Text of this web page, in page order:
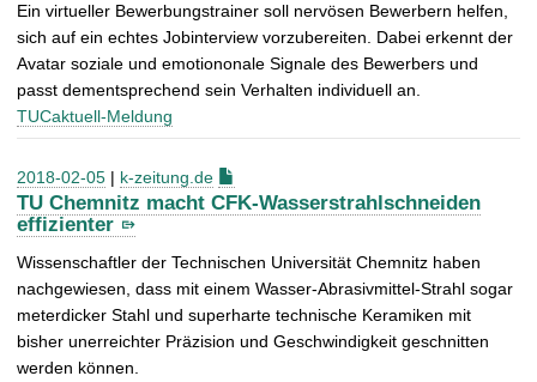
Ein virtueller Bewerbungstrainer soll nervösen Bewerbern helfen,
sich auf ein echtes Jobinterview vorzubereiten. Dabei erkennt der
Avatar soziale und emotiononale Signale des Bewerbers und
passt dementsprechend sein Verhalten individuell an.
TUCaktuell-Meldung
2018-02-05 | k-zeitung.de
TU Chemnitz macht CFK-Wasserstrahlschneiden
effizienter
Wissenschaftler der Technischen Universität Chemnitz haben
nachgewiesen, dass mit einem Wasser-Abrasivmittel-Strahl sogar
meterdicker Stahl und superharte technische Keramiken mit
bisher unerreichter Präzision und Geschwindigkeit geschnitten
werden können.